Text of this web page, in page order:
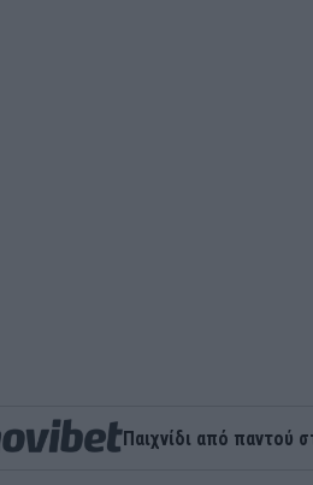
Παιχνίδι από παντού